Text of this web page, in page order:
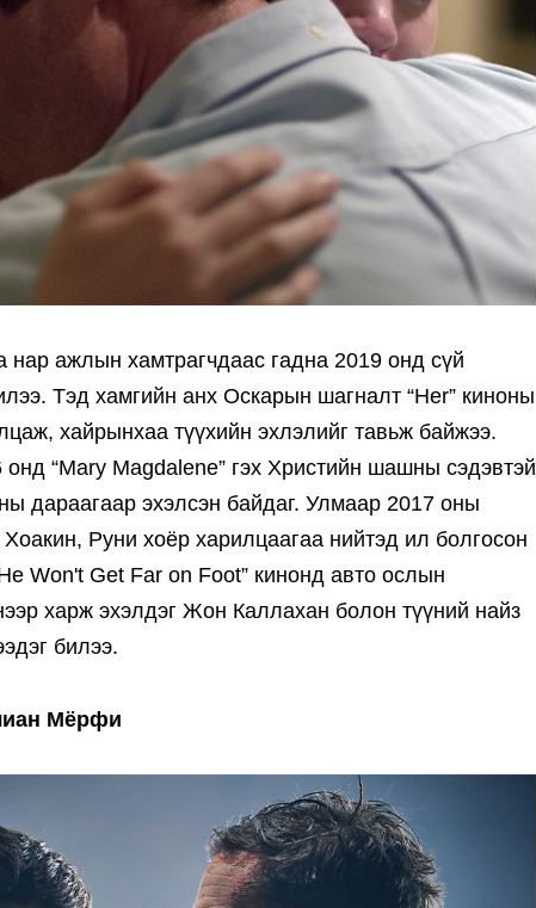
ажлын хамтрагчдаас гадна 2019 онд сүй
Тэд хамгийн анх Оскарын шагналт “Her” киноны
хайрынхаа түүхийн эхлэлийг тавьж байжээ.
“Mary Magdalene” гэх Христийн шашны сэдэвтэй
дараагаар эхэлсэн байдаг. Улмаар 2017 оны
Руни хоёр харилцаагаа нийтэд ил болгосон
Won't Get Far on Foot” кинонд авто ослын
харж эхэлдэг Жон Каллахан болон түүний найз
билээ.
Мёрфи